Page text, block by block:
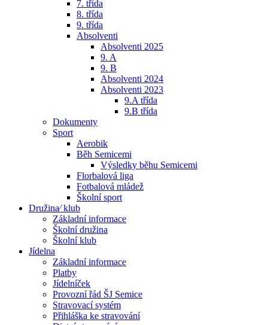
7. třída
8. třída
9. třída
Absolventi
Absolventi 2025
9. A
9. B
Absolventi 2024
Absolventi 2023
9.A třída
9.B třída
Dokumenty
Sport
Aerobik
Běh Semicemi
Výsledky běhu Semicemi
Florbalová liga
Fotbalová mládež
Školní sport
Družina⁄ klub
Základní informace
Školní družina
Školní klub
Jídelna
Základní informace
Platby
Jídelníček
Provozní řád ŠJ Semice
Stravovací systém
Přihláška ke stravování